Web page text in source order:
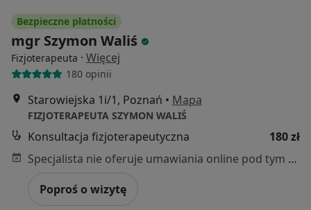
Bezpieczne płatności
mgr Szymon Waliś
Fizjoterapeuta · Więcej
180 opinii
Starowiejska 1i/1, Poznań • Mapa
FIZJOTERAPEUTA SZYMON WALIŚ
Konsultacja fizjoterapeutyczna
180 zł
Specjalista nie oferuje umawiania online pod tym adresem.
Poproś o wizytę